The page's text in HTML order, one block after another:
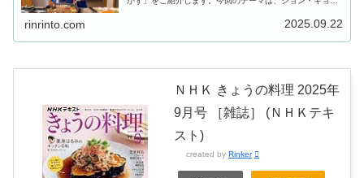
rinrinto.com 2025.09.22
ＮＨＫ きょうの料理 2025年
9月号 ［雑誌］ (ＮＨＫテキ
スト)
created by Rinker